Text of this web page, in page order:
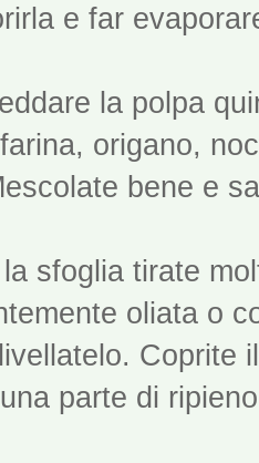
e far
la polpa
origano,
bene e
sfoglia tirate
oliata o
Coprite
parte di